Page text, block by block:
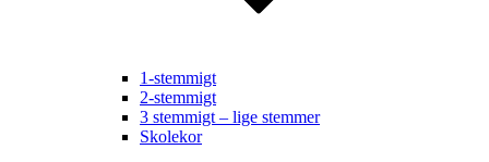
1-stemmigt
2-stemmigt
3 stemmigt – lige stemmer
Skolekor